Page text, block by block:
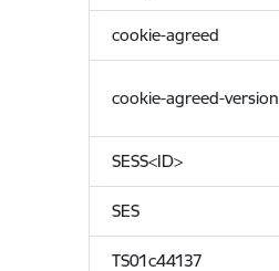
cookie-agreed
cookie-agreed-version
SESS<ID>
SES
TS01c44137